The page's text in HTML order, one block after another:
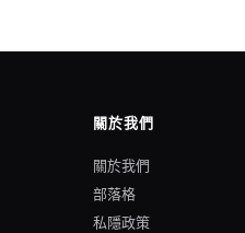
關於我們
關於我們
部落格
私隱政策